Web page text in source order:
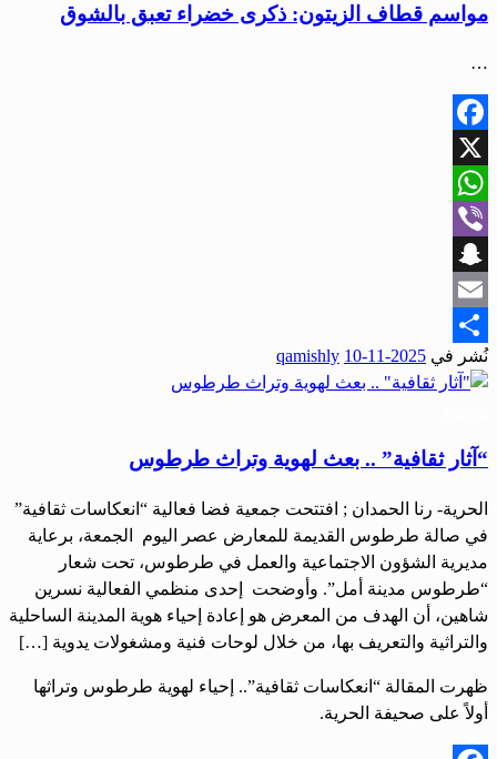
مواسم قطاف الزيتون: ذكرى خضراء تعبق بالشوق
…
Facebook
X
WhatsApp
Viber
Snapchat
Email
Share
نُشر في 2025-11-10
qamishly
“آثار ثقافية” .. بعث لهوية وتراث طرطوس
الحرية- رنا الحمدان ; افتتحت جمعية فضا فعالية “انعكاسات ثقافية”
في صالة طرطوس القديمة للمعارض عصر اليوم الجمعة، برعاية
مديرية الشؤون الاجتماعية والعمل في طرطوس، تحت شعار
“طرطوس مدينة أمل”. وأوضحت إحدى منظمي الفعالية نسرين
شاهين، أن الهدف من المعرض هو إعادة إحياء هوية المدينة الساحلية
والتراثية والتعريف بها، من خلال لوحات فنية ومشغولات يدوية […]
ظهرت المقالة “انعكاسات ثقافية”.. إحياء لهوية طرطوس وتراثها
أولاً على صحيفة الحرية.